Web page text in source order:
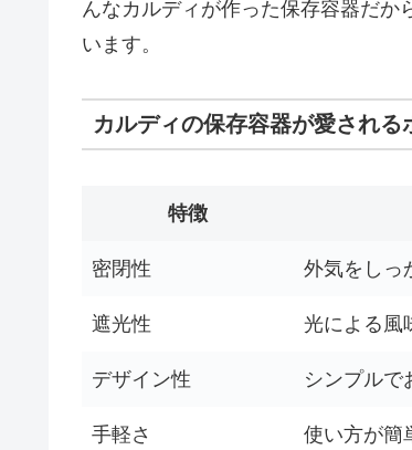
んなカルディが作った保存容器だか
います。
カルディの保存容器が愛される
特徴
密閉性 外気をしっ
遮光性 光による風
デザイン性 シンプルで
手軽さ 使い方が簡